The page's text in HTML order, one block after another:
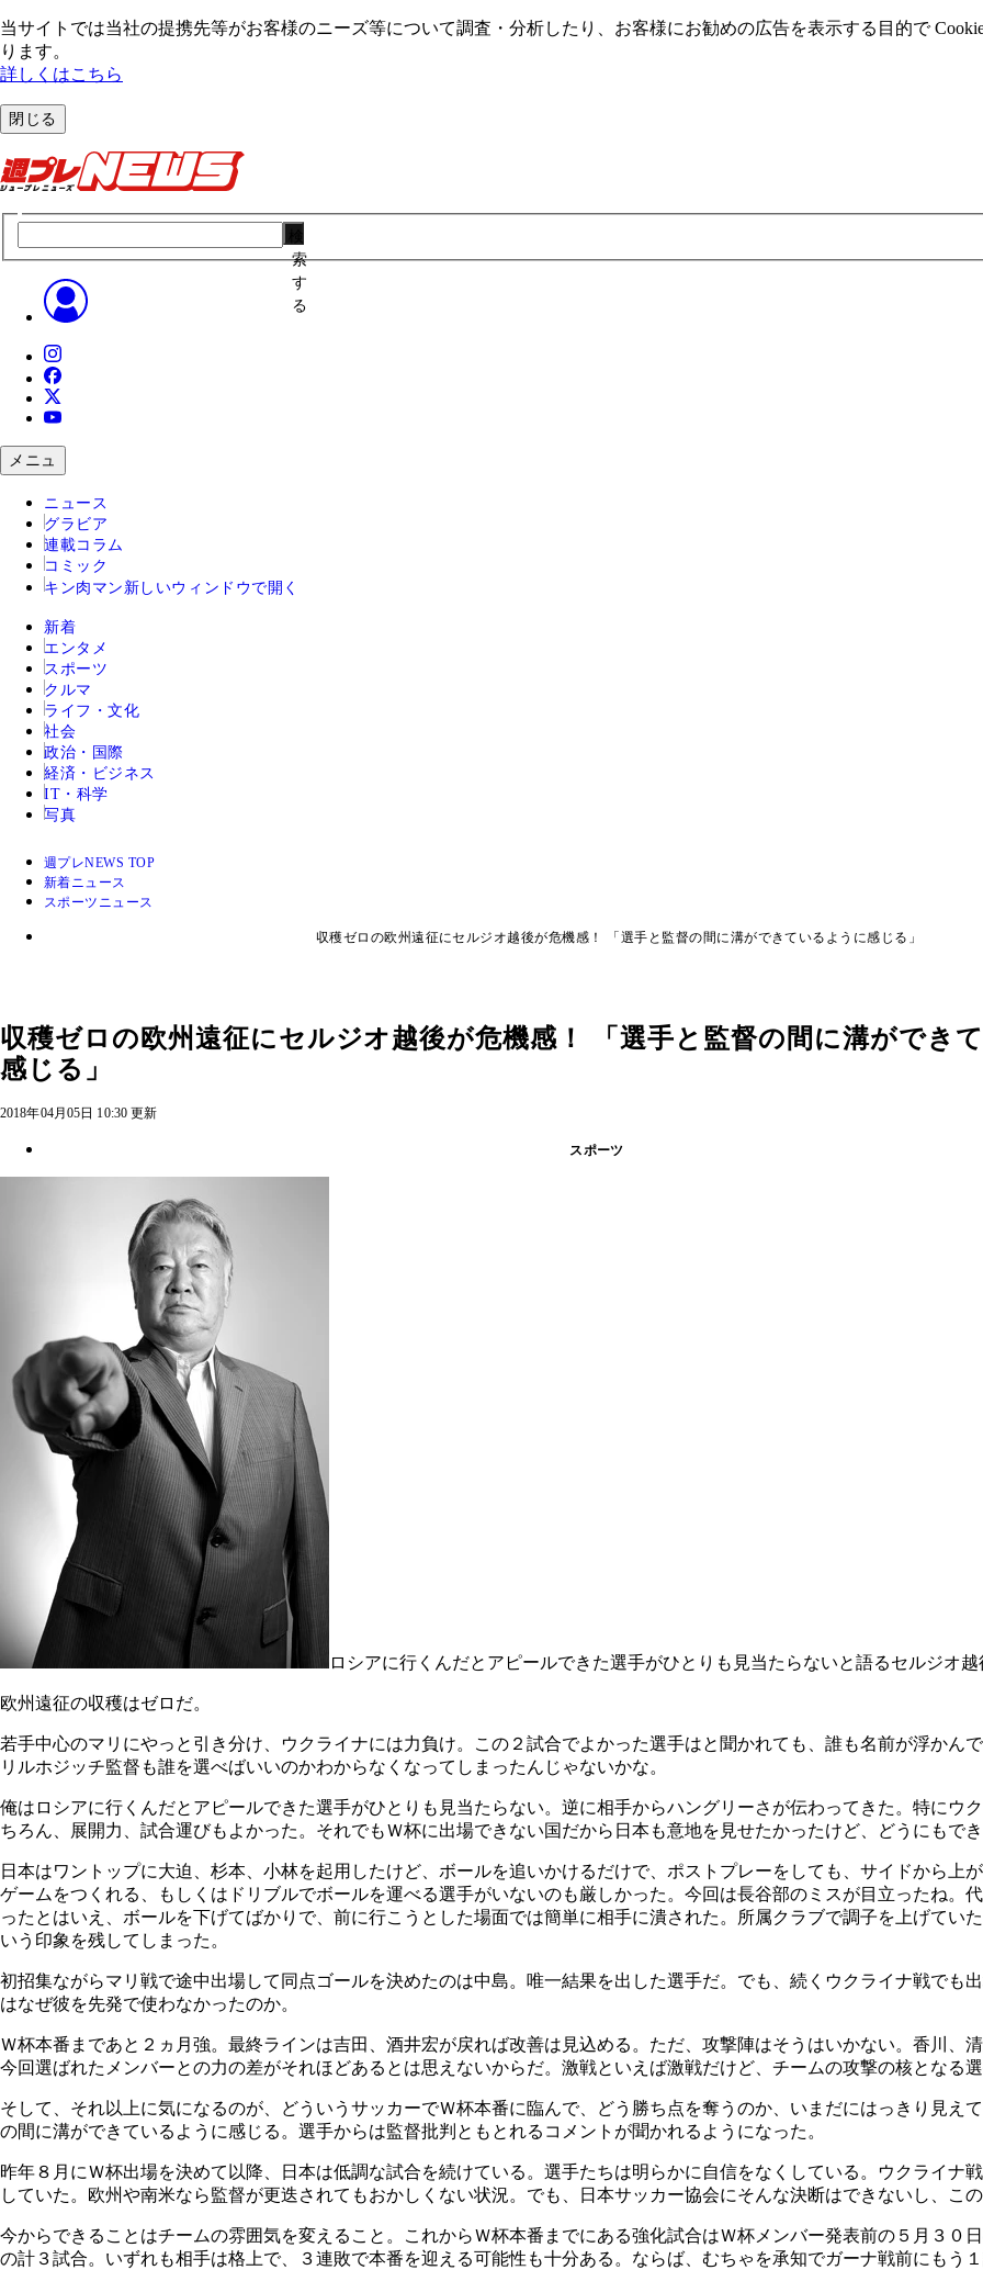
当サイトでは当社の提携先等がお客様のニーズ等について調査・分析したり、お客様にお勧めの広告を表⽰する⽬的で
ります。
詳しくはこちら
閉じる
索
す
る
メニュ
ニュース
グラビア
連載コラム
コミック
キン肉マン 新しいウィンドウで開く
新着
エンタメ
スポーツ
クルマ
ライフ・文化
社会
政治・国際
経済・ビジネス
IT・科学
写真
週プレNEWS TOP
新着ニュース
スポーツニュース
収穫ゼロの欧州遠征にセルジオ越後が危機感！ 「選手と監督の間に溝ができているように感じる」
収穫ゼロの欧州遠征にセルジオ越後が危機感！ 「選手と監督の間に溝ができ
感じる」
2018年04月05日 10:30 更新
スポーツ
ロシアに行くんだとアピールできた選手がひとりも見当たらないと語るセルジオ越
欧州遠征の収穫はゼロだ。
若手中心のマリにやっと引き分け、ウクライナには力負け。この２試合でよかった選手はと聞かれても、誰も名前が浮かん
リルホジッチ監督も誰を選べばいいのかわからなくなってしまったんじゃないかな。
俺はロシアに行くんだとアピールできた選手がひとりも見当たらない。逆に相手からハングリーさが伝わってきた。特にウ
ちろん、展開力、試合運びもよかった。それでもＷ杯に出場できない国だから日本も意地を見せたかったけど、どうにもでき
日本はワントップに大迫、杉本、小林を起用したけど、ボールを追いかけるだけで、ポストプレーをしても、サイドから上
ゲームをつくれる、もしくはドリブルでボールを運べる選手がいないのも厳しかった。今回は長谷部のミスが目立ったね。
ったとはいえ、ボールを下げてばかりで、前に行こうとした場面では簡単に相手に潰された。所属クラブで調子を上げてい
いう印象を残してしまった。
初招集ながらマリ戦で途中出場して同点ゴールを決めたのは中島。唯一結果を出した選手だ。でも、続くウクライナ戦でも
はなぜ彼を先発で使わなかったのか。
Ｗ杯本番まであと２ヵ月強。最終ラインは吉田、酒井宏が戻れば改善は見込める。ただ、攻撃陣はそうはいかない。香川、
今回選ばれたメンバーとの力の差がそれほどあるとは思えないからだ。激戦といえば激戦だけど、チームの攻撃の核となる
そして、それ以上に気になるのが、どういうサッカーでＷ杯本番に臨んで、どう勝ち点を奪うのか、いまだにはっきり見え
の間に溝ができているように感じる。選手からは監督批判ともとれるコメントが聞かれるようになった。
昨年８月にＷ杯出場を決めて以降、日本は低調な試合を続けている。選手たちは明らかに自信をなくしている。ウクライナ
していた。欧州や南米なら監督が更迭されてもおかしくない状況。でも、日本サッカー協会にそんな決断はできないし、こ
今からできることはチームの雰囲気を変えること。これからＷ杯本番までにある強化試合はＷ杯メンバー発表前の５月３０
の計３試合。いずれも相手は格上で、３連敗で本番を迎える可能性も十分ある。ならば、むちゃを承知でガーナ戦前にもう